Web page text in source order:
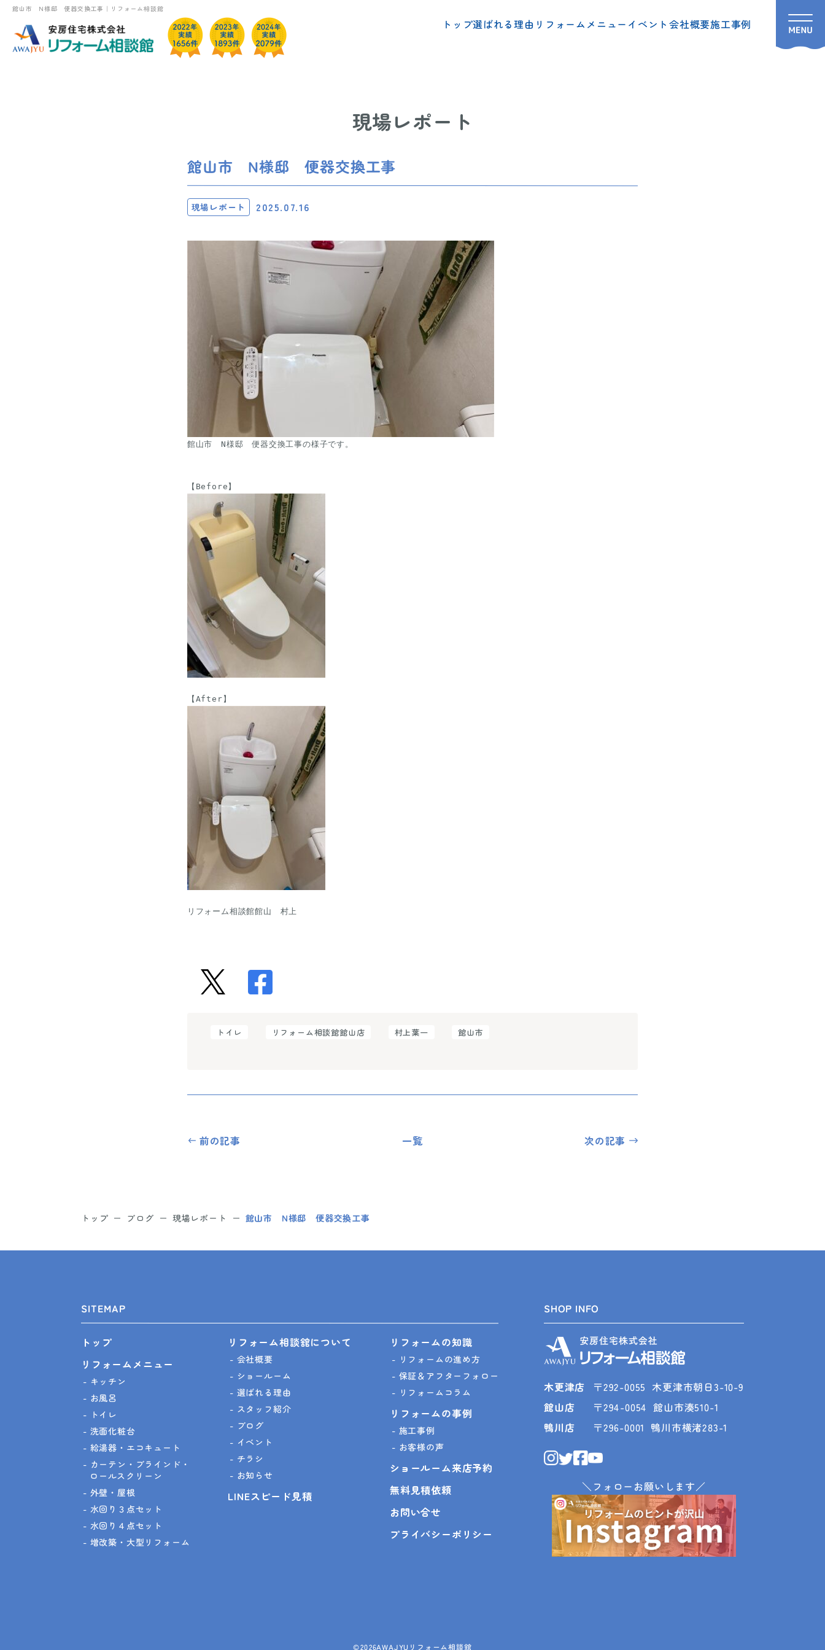
館山市 N様邸 便器交換工事｜リフォーム相談館
トップ選ばれる理由 リフォームメニュー イベント 会社概要施工事例
現場レポート
館山市 N様邸 便器交換工事
現場レポート 2025.07.16
館山市　N様邸　便器交換工事の様子です。
リフォーム相談館館山　村上
トイレ リフォーム相談館館山店 村上葉一 館山市
前の記事 一覧 次の記事
トップ ブログ 現場レポート 館山市 N様邸 便器交換工事
SITEMAP
トップ
リフォームメニュー
キッチン
お風呂
トイレ
洗面化粧台
給湯器・エコキュート
カーテン・ブラインド・
ロールスクリーン
外壁・屋根
水回り３点セット
水回り４点セット
増改築・大型リフォーム
リフォーム相談舘について
会社概要
ショールーム
選ばれる理由
スタッフ紹介
ブログ
イベント
チラシ
お知らせ
LINEスピード見積
リフォームの知識
リフォームの進め方
保証＆アフターフォロー
リフォームコラム
リフォームの事例
施工事例
お客様の声
ショールーム来店予約
無料見積依頼
お問い合せ
プライバシーポリシー
SHOP INFO
木更津店 〒292-0055 木更津市朝日3-10-9
館山店 〒294-0054 館山市湊510-1
鴨川店 〒296-0001 鴨川市横渚283-1
＼フォローお願いします／
©2026AWAJYUリフォーム相談舘